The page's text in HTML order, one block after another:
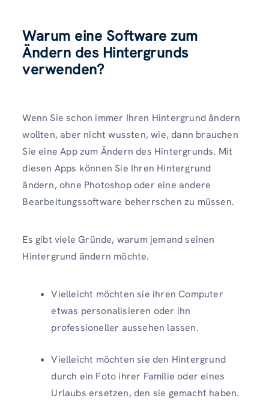
Warum eine Software zum
Ändern des Hintergrunds
verwenden?
Wenn Sie schon immer Ihren Hintergrund ändern
wollten, aber nicht wussten, wie, dann brauchen
Sie eine App zum Ändern des Hintergrunds. Mit
diesen Apps können Sie Ihren Hintergrund
ändern, ohne Photoshop oder eine andere
Bearbeitungssoftware beherrschen zu müssen.
Es gibt viele Gründe, warum jemand seinen
Hintergrund ändern möchte.
Vielleicht möchten sie ihren Computer
etwas personalisieren oder ihn
professioneller aussehen lassen.
Vielleicht möchten sie den Hintergrund
durch ein Foto ihrer Familie oder eines
Urlaubs ersetzen, den sie gemacht haben.